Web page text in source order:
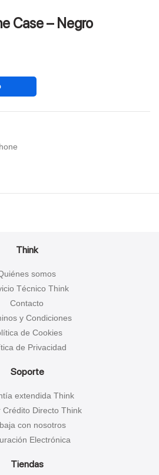
Case – Negro
Think
somos
Técnico Think
Contacto
y Condiciones
de Cookies
de Privacidad
Soporte
extendida Think
Crédito Directo Think
con nosotros
Electrónica
Tiendas